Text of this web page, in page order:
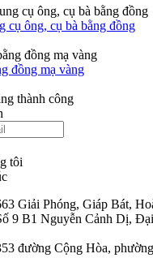
cụ ông, cụ bà bằng đồng
đồng mạ vàng
thành công
tôi
Giải Phóng, Giáp Bát,
9 B1 Nguyễn Cảnh Dị,
đường Cộng Hòa,